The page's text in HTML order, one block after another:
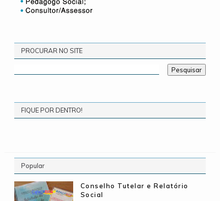
PROCURAR NO SITE
FIQUE POR DENTRO!
Popular
Conselho Tutelar e Relatório
Social